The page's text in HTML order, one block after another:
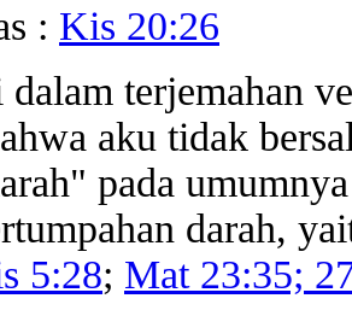
: Kis 20:26
dalam terjemahan
aku tidak
pada
darah,
5:28; Mat 23:35;